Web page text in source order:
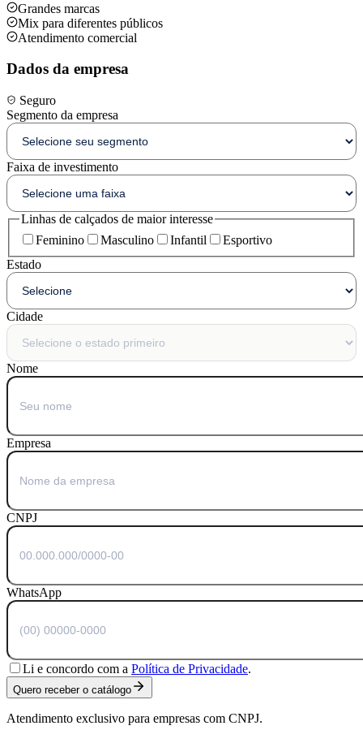
Grandes marcas
Mix para diferentes públicos
Atendimento comercial
Dados da empresa
Seguro
Segmento da empresa
Faixa de investimento
Linhas de calçados de maior interesse
Feminino
Masculino Infantil
Esportivo
Estado
Cidade
Nome
Empresa
CNPJ
WhatsApp
Li e concordo com a Política de Privacidade.
Quero receber o catálogo
Atendimento exclusivo para empresas com CNPJ.